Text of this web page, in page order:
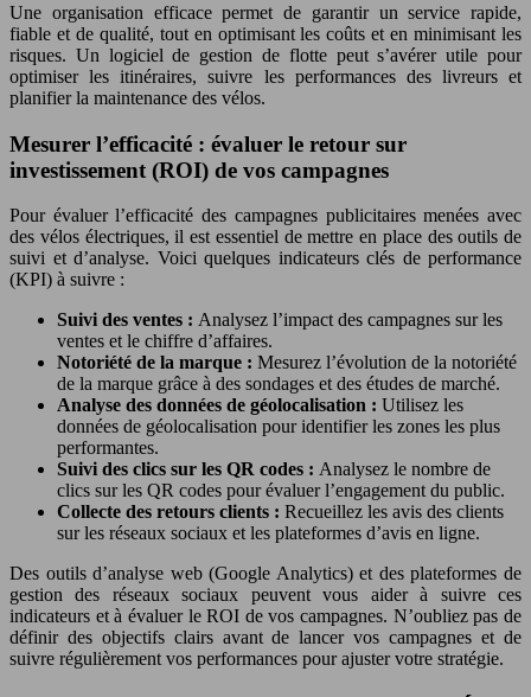
Une organisation efficace permet de garantir un service rapide,
fiable et de qualité, tout en optimisant les coûts et en minimisant les
risques. Un logiciel de gestion de flotte peut s’avérer utile pour
optimiser les itinéraires, suivre les performances des livreurs et
planifier la maintenance des vélos.
Mesurer l’efficacité : évaluer le retour sur
investissement (ROI) de vos campagnes
Pour évaluer l’efficacité des campagnes publicitaires menées avec
des vélos électriques, il est essentiel de mettre en place des outils de
suivi et d’analyse. Voici quelques indicateurs clés de performance
(KPI) à suivre :
Suivi des ventes : Analysez l’impact des campagnes sur les
ventes et le chiffre d’affaires.
Notoriété de la marque : Mesurez l’évolution de la notoriété
de la marque grâce à des sondages et des études de marché.
Analyse des données de géolocalisation : Utilisez les
données de géolocalisation pour identifier les zones les plus
performantes.
Suivi des clics sur les QR codes : Analysez le nombre de
clics sur les QR codes pour évaluer l’engagement du public.
Collecte des retours clients : Recueillez les avis des clients
sur les réseaux sociaux et les plateformes d’avis en ligne.
Des outils d’analyse web (Google Analytics) et des plateformes de
gestion des réseaux sociaux peuvent vous aider à suivre ces
indicateurs et à évaluer le ROI de vos campagnes. N’oubliez pas de
définir des objectifs clairs avant de lancer vos campagnes et de
suivre régulièrement vos performances pour ajuster votre stratégie.